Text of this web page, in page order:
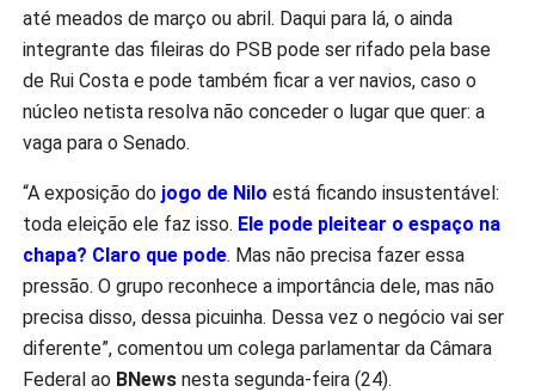
até meados de março ou abril. Daqui para lá, o ainda
integrante das fileiras do PSB pode ser rifado pela base
de Rui Costa e pode também ficar a ver navios, caso o
núcleo netista resolva não conceder o lugar que quer: a
vaga para o Senado.
“A exposição do jogo de Nilo está ficando insustentável:
toda eleição ele faz isso. Ele pode pleitear o espaço na
chapa? Claro que pode. Mas não precisa fazer essa
pressão. O grupo reconhece a importância dele, mas não
precisa disso, dessa picuinha. Dessa vez o negócio vai ser
diferente”, comentou um colega parlamentar da Câmara
Federal ao BNewsnesta segunda-feira (24).